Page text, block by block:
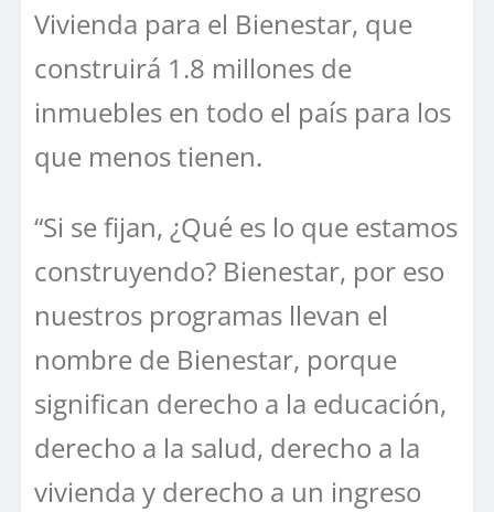
Vivienda para el Bienestar, que
construirá 1.8 millones de
inmuebles en todo el país para los
que menos tienen.
“Si se fijan, ¿Qué es lo que estamos
construyendo? Bienestar, por eso
nuestros programas llevan el
nombre de Bienestar, porque
significan derecho a la educación,
derecho a la salud, derecho a la
vivienda y derecho a un ingreso